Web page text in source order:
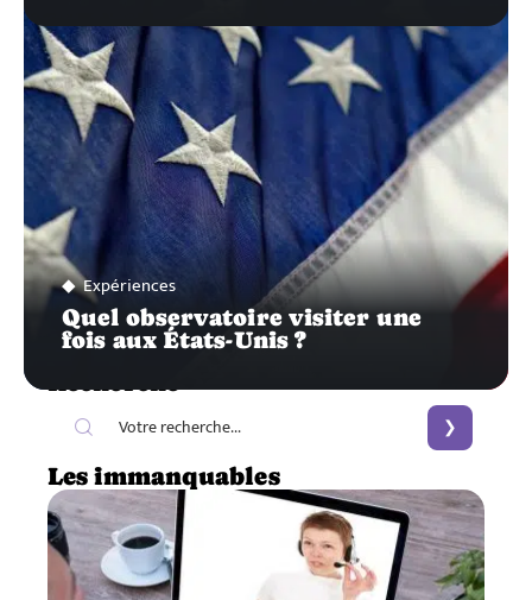
Expériences
Quel observatoire visiter une
fois aux États-Unis ?
Les immanquables